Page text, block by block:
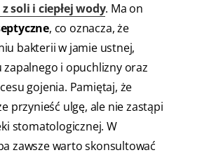
soli i ciepłej wody. Ma on
, co oznacza, że
bakterii w jamie ustnej,
i opuchlizny oraz
gojenia. Pamiętaj, że
przynieść ulgę, ale nie zastąpi
stomatologicznej. W
zawsze warto skonsultować